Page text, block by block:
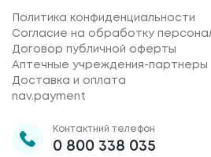
Политика конфиденциальности
Согласие на обработку
Договор публичной оферты
Аптечные учреждения-партнеры
Доставка и оплата
nav.payment
Контактний телефон
0 800 338 035